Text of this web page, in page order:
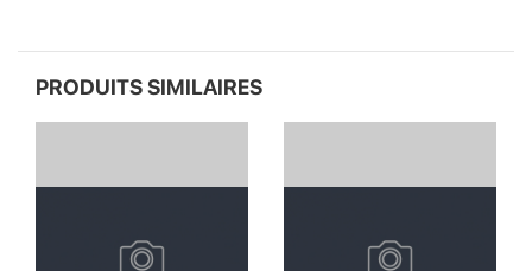
PRODUITS SIMILAIRES